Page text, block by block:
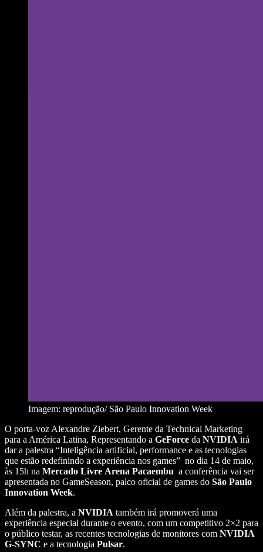
Imagem: reprodução/ São Paulo Innovation Week
O porta-voz Alexandre Ziebert, Gerente da Technical Marketing
para a América Latina, Representando a GeForce da NVIDIA irá
dar a palestra “Inteligência artificial, performance e as tecnologias
que estão redefinindo a experiência nos games” no dia 14 de maio,
às 15h na Mercado Livre Arena Pacaembu a conferência vai ser
apresentada no GameSeason, palco oficial de games do São Paulo
Innovation Week.
Além da palestra, a NVIDIA também irá promoverá uma
experiência especial durante o evento, com um competitivo 2×2 para
o público testar, as recentes tecnologias de monitores com NVIDIA
G-SYNC e a tecnologia Pulsar.